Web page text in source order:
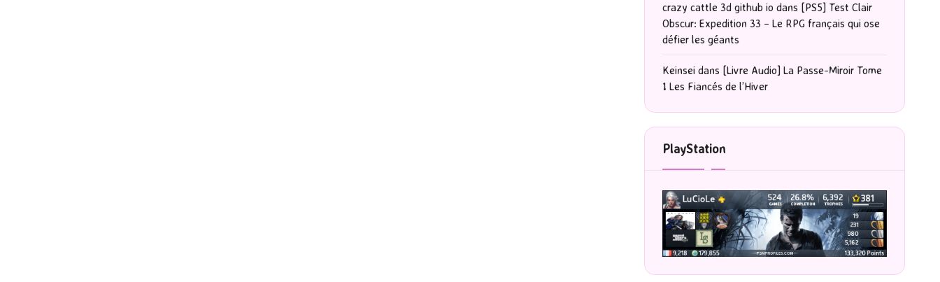
crazy cattle 3d github io dans [PS5] Test Clair
Obscur: Expedition 33 – Le RPG français qui ose
défier les géants
Keinseidans [Livre Audio] La Passe-Miroir Tome
1 Les Fiancés de l’Hiver
PlayStation